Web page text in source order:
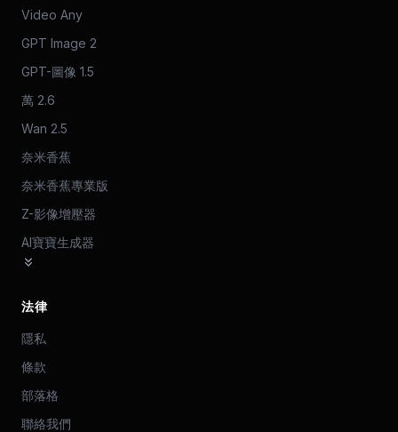
Video Any
GPT Image 2
GPT-圖像 1.5
萬 2.6
Wan 2.5
奈米香蕉
奈米香蕉專業版
Z-影像增壓器
AI寶寶生成器
法律
隱私
條款
部落格
聯絡我們